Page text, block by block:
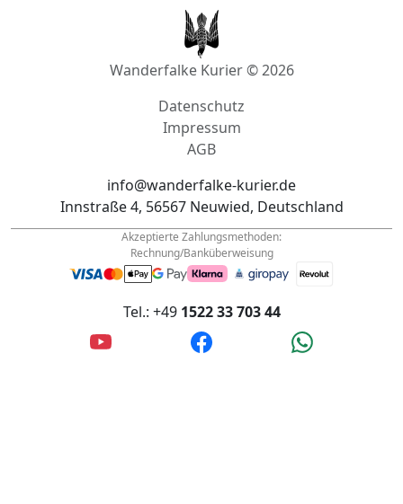
Datenschutz
Impressum
info@wanderfalke-kurier.de
Innstraße 4, 56567 Neuwied, Deutschland
Akzeptierte Zahlungsmethoden:
Rechnung/Banküberweisung
1522 33 703 44